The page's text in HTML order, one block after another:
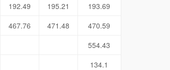
192.49 195.21
193.69
467.76 471.48
470.59
554.43
134.1